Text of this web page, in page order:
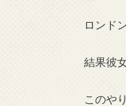
ロンド
結果彼
このや